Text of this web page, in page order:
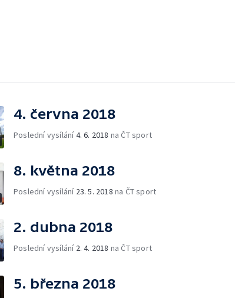
4. června 2018
Poslední vysílání4. 6. 2018 na ČT sport
8. května 2018
Poslední vysílání 23. 5. 2018 na ČT sport
2. dubna 2018
Poslední vysílání 2. 4. 2018 na ČT sport
5. března 2018